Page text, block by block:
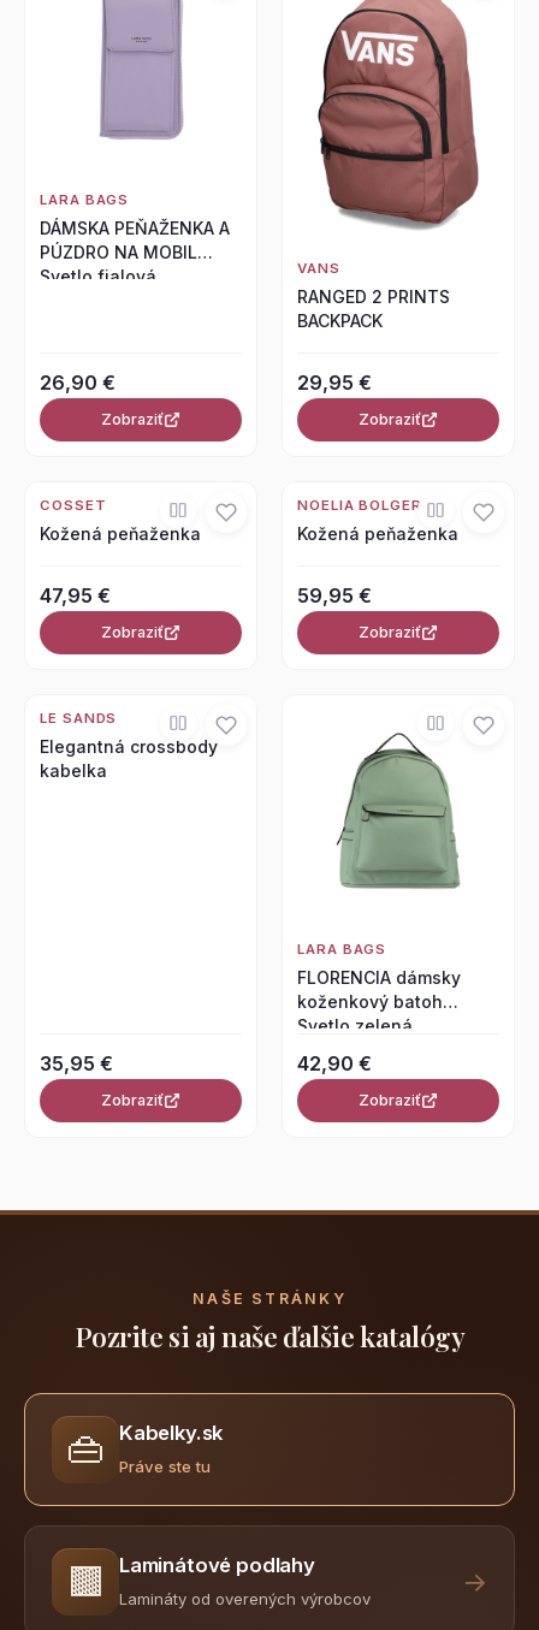
LARA BAGS
DÁMSKA PEŇAŽENKA A
PÚZDRO NA MOBIL
Svetlo fialová
26,90 €
Zobraziť
VANS
RANGED 2 PRINTS
BACKPACK
29,95 €
Zobraziť
COSSET
Kožená peňaženka
47,95 €
Zobraziť
NOELIA BOLGER
Kožená peňaženka
59,95 €
Zobraziť
LE SANDS
Elegantná crossbody
kabelka
35,95 €
Zobraziť
LARA BAGS
FLORENCIA dámsky
koženkový batoh
Svetlo zelená
42,90 €
Zobraziť
NAŠE STRÁNKY
Pozrite si aj naše ďalšie katalógy
👜 Kabelky.sk
Práve ste tu
🟫 Laminátové podlahy
Lamináty od overených výrobcov
→